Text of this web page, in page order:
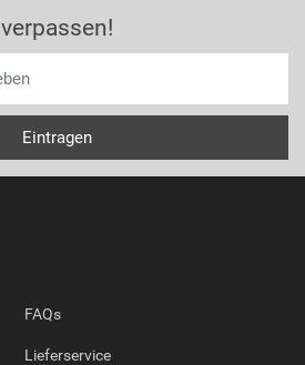
verpassen!
FAQs
Lieferservice